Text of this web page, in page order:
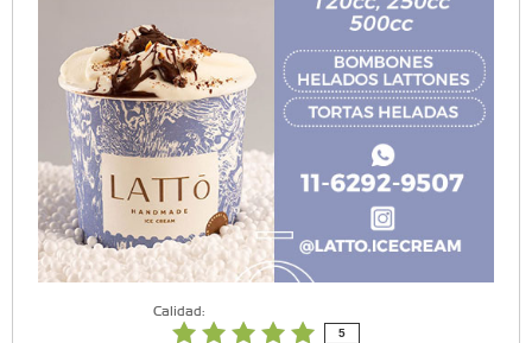
Calidad:
5